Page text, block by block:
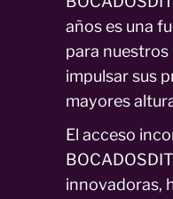
años es una
para
impulsar sus
mayores
El acceso
innovadoras,